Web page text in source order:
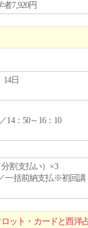
者7,920円
14日
14：50～16：10
分割支払い）×3
一括前納支払※初回講
ット・カードと西洋